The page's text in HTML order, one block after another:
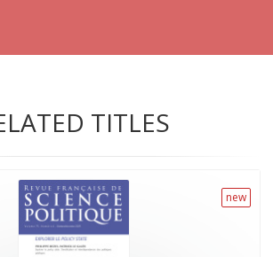
TITLES
new